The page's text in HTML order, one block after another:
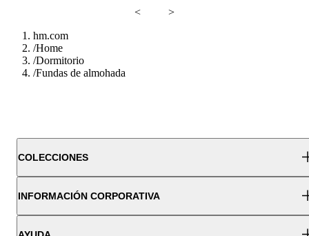
<
>
hm.com
/Home
/Dormitorio
/Fundas de almohada
COLECCIONES
INFORMACIÓN CORPORATIVA